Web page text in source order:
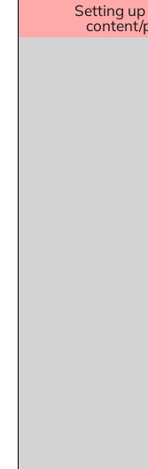
Setting
content/